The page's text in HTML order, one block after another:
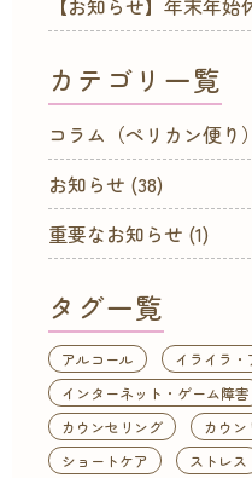
カテゴリ一覧
コラム（ペリカン便り）
お知らせ (38)
重要なお知らせ (1)
タグ一覧
アルコール
イライラ・
インターネット・ゲーム障害
カウンセリング
カウン
ショートケア
ストレス